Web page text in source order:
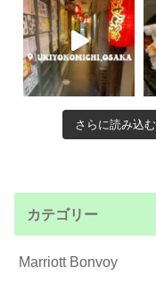
さらに読み込む
カテゴリー
Marriott Bonvoy